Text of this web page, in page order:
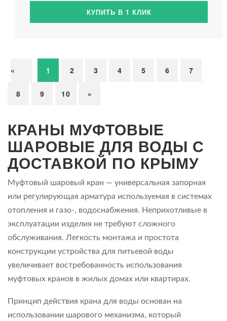
КУПИТЬ В 1 КЛИК
« 1 2 3 4 5 6 7
8 9 10 »
КРАНЫ МУФТОВЫЕ
ШАРОВЫЕ ДЛЯ ВОДЫ С
ДОСТАВКОЙ ПО КРЫМУ
Муфтовый шаровый кран — универсальная запорная
или регулирующая арматура используемая в системах
отопления и газо-, водоснабжения. Неприхотливые в
эксплуатации изделия не требуют сложного
обслуживания. Легкость монтажа и простота
конструкции устройства для питьевой воды
увеличивает востребованность использования
муфтовых кранов в жилых домах или квартирах.
Принцип действия крана для воды основан на
использовании шарового механизма, который